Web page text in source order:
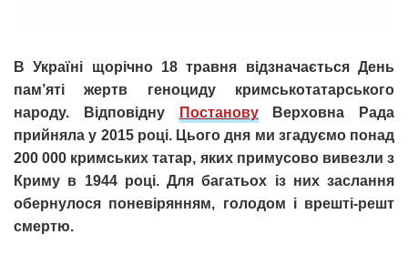
В Україні щорічно 18 травня відзначається День
пам’яті жертв геноциду кримськотатарського
народу. Відповідну
ПостановуВерховна Рада
прийняла у 2015 році. Цього дня ми згадуємо понад
200 000 кримських татар, яких примусово вивезли з
Криму в 1944 році. Для багатьох із них заслання
обернулося поневірянням, голодом і врешті-решт
смертю.